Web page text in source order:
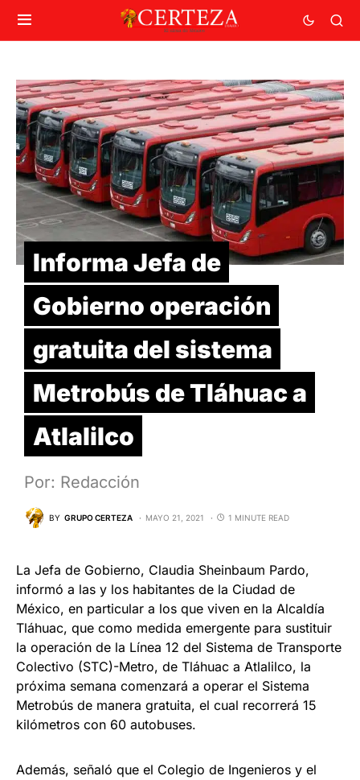
Informa Jefa de
Gobierno operación
gratuita del sistema
Metrobús de Tláhuac a
Atlalilco
Por: Redacción
BY GRUPO CERTEZA MAYO 21, 2021 1 MINUTE READ
La Jefa de Gobierno, Claudia Sheinbaum Pardo,
informó a las y los habitantes de la Ciudad de
México, en particular a los que viven en la Alcaldía
Tláhuac, que como medida emergente para sustituir
la operación de la Línea 12 del Sistema de Transporte
Colectivo (STC)-Metro, de Tláhuac a Atlalilco, la
próxima semana comenzará a operar el Sistema
Metrobús de manera gratuita, el cual recorrerá 15
kilómetros con 60 autobuses.
Además, señaló que el Colegio de Ingenieros y el